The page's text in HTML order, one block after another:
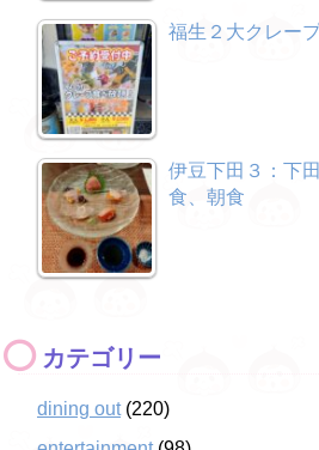
福生２大クレー
伊豆下田３：下
食、朝食
カテゴリー
dining out(220)